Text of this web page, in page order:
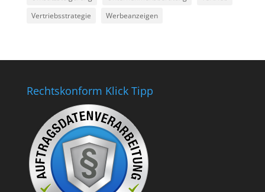
Vertriebsstrategie
Werbeanzeigen
Rechtskonform Klick Tipp